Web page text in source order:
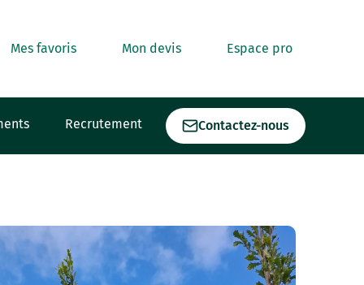
Mes favoris Mon devis Espace pro
Recrutement Contactez-nous